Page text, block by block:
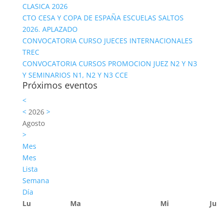
CLASICA 2026
CTO CESA Y COPA DE ESPAÑA ESCUELAS SALTOS
2026. APLAZADO
CONVOCATORIA CURSO JUECES INTERNACIONALES
TREC
CONVOCATORIA CURSOS PROMOCION JUEZ N2 Y N3
Y SEMINARIOS N1, N2 Y N3 CCE
Próximos eventos
<
<2026 >
Agosto
>
Mes
Mes
Lista
Semana
Día
Lu
Ma Mi Ju